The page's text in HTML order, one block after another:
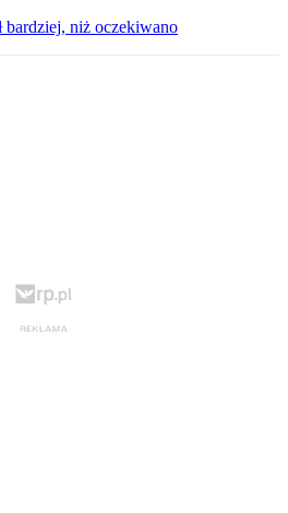
bardziej, niż oczekiwano